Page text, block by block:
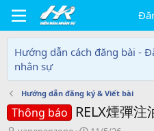
Hướng dẫn cách đăng bài -
nhân sự
Hướng dẫn đăng ký & Viết bài
Thông báo RELX煙彈